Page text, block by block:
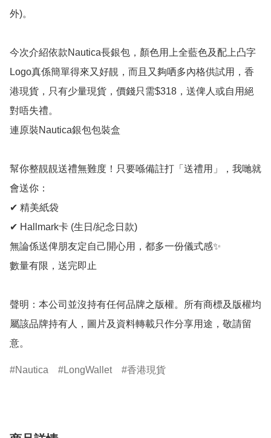
外)。
今次介紹依款Nautica長銀包，顏色用上全藍色及配上凸字
Logo真係簡單得來又好靚，而且又夠哂多內格供試用，香
港現貨，只有少量現貨，價錢只需$318，送俾人或自用絕
對唔失禮。
連原裝Nautica銀包包裝盒
幫你整靚靚送禮無難度！只要喺備註打「送禮用」，我哋就
會送你：
✔ 精美紙袋
✔ Hallmark卡 (生日/紀念日款)
無論係送俾朋友定自己開心用，都多一份儀式感✨
數量有限，送完即止
聲明：本公司並沒持有任何品牌之版權。所有商標及版權均
屬該品牌持有人，圖片及資料轉載只作分享用途，敬請留
意。
Nautica LongWallet 香港現貨